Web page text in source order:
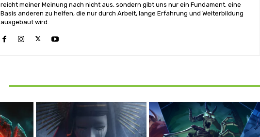
reicht meiner Meinung nach nicht aus, sondern gibt uns nur ein Fundament, eine
Basis anderen zu helfen, die nur durch Arbeit, lange Erfahrung und Weiterbildung
ausgebaut wird.